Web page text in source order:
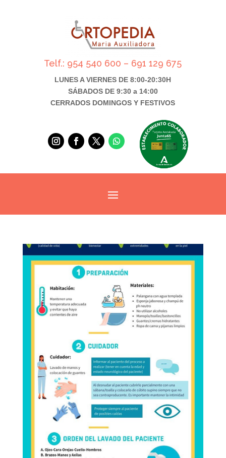
Telf.: 954 540 600 – 691 129 675
LUNES A VIERNES DE 8:00-20:30H
SÁBADOS DE 9:30 a 14:00
CERRADOS DOMINGOS Y FESTIVOS